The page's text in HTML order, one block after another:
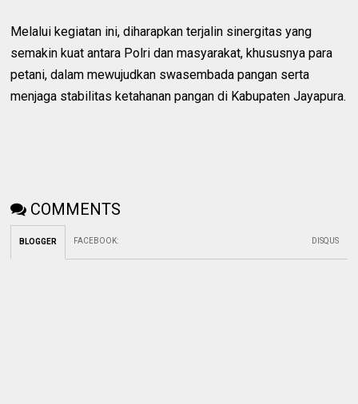
Melalui kegiatan ini, diharapkan terjalin sinergitas yang
semakin kuat antara Polri dan masyarakat, khususnya para
petani, dalam mewujudkan swasembada pangan serta
menjaga stabilitas ketahanan pangan di Kabupaten Jayapura.
COMMENTS
BLOGGER FACEBOOK: DISQUS